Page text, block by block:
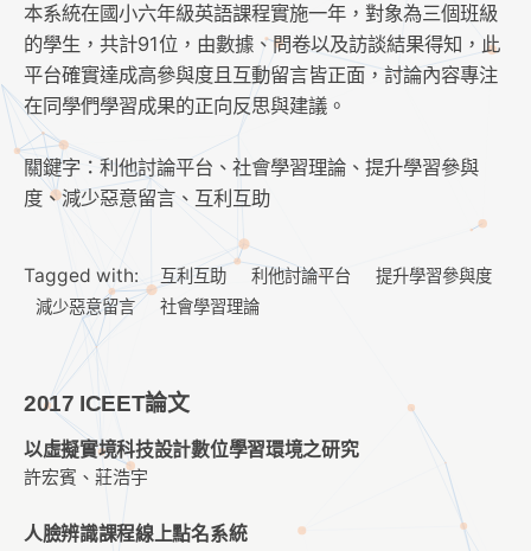
本系統在國小六年級英語課程實施一年，對象為三個班級
的學生，共計91位，由數據、問卷以及訪談結果得知，此
平台確實達成高參與度且互動留言皆正面，討論內容專注
在同學們學習成果的正向反思與建議。
關鍵字：利他討論平台、社會學習理論、提升學習參與
度、減少惡意留言、互利互助
Tagged with: 互利互助 利他討論平台
提升學習參與度
減少惡意留言
社會學習理論
2017 ICEET論文
以虛擬實境科技設計數位學習環境之研究
許宏賓、莊浩宇
人臉辨識課程線上點名系統